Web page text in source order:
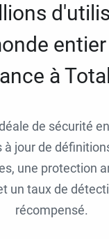
à
de sécurité
à jour de
une protection
un taux de
récompensé.